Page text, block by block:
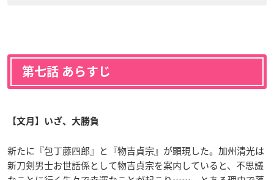
第七話 あらすじ
【文月】いざ、大勝負
新たに『包丁藤四郎』と『物吉貞宗』が顕現した。加州清光は
新刀剣男士お世話係として物吉貞宗を案内していると、不思議